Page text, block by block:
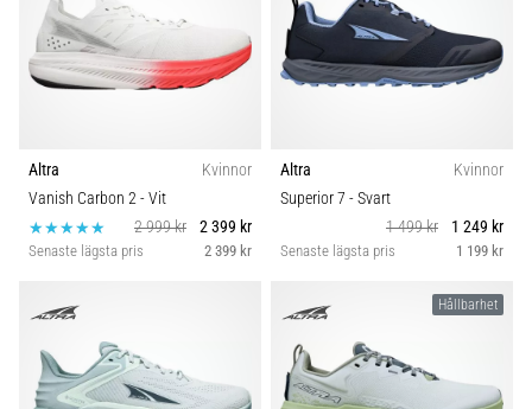
Altra
Kvinnor
Vanish Carbon 2- Vit
2 999 kr
2 399 kr
Senaste lägsta pris 2 399 kr
Altra
Kvinnor
Superior 7 - Svart
1 499 kr
1 249 kr
Senaste lägsta pris 1 199 kr
Hållbarhet